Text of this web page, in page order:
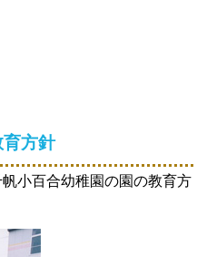
育方針
小百合幼稚園の園の教育方